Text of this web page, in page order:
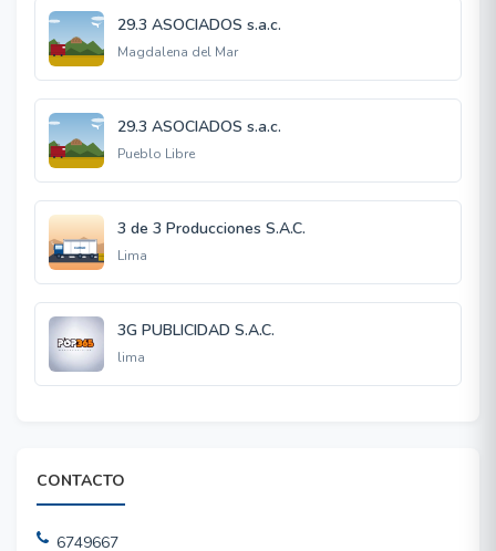
29.3 ASOCIADOS s.a.c.
Magdalena del Mar
29.3 ASOCIADOS s.a.c.
Pueblo Libre
3 de 3 Producciones S.A.C.
Lima
3G PUBLICIDAD S.A.C.
lima
CONTACTO
6749667